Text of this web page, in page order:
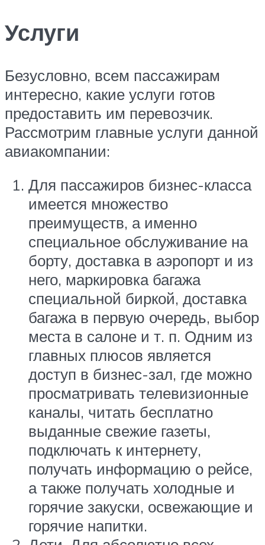
Услуги
Безусловно, всем пассажирам
интересно, какие услуги готов
предоставить им перевозчик.
Рассмотрим главные услуги данной
авиакомпании:
Для пассажиров бизнес-класса
имеется множество
преимуществ, а именно
специальное обслуживание на
борту, доставка в аэропорт и из
него, маркировка багажа
специальной биркой, доставка
багажа в первую очередь, выбор
места в салоне и т. п. Одним из
главных плюсов является
доступ в бизнес-зал, где можно
просматривать телевизионные
каналы, читать бесплатно
выданные свежие газеты,
подключать к интернету,
получать информацию о рейсе,
а также получать холодные и
горячие закуски, освежающие и
горячие напитки.